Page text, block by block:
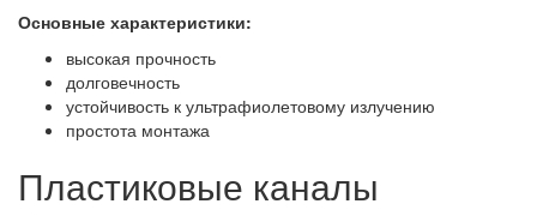
Основные характеристики:
высокая прочность
долговечность
устойчивость к ультрафиолетовому излучению
простота монтажа
Пластиковые каналы